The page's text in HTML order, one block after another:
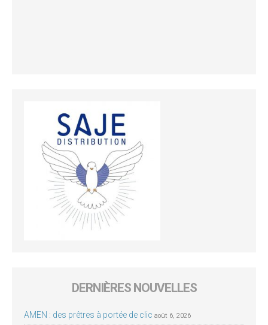
DERNIÈRES NOUVELLES
AMEN : des prêtres à portée de clic août 6, 2026